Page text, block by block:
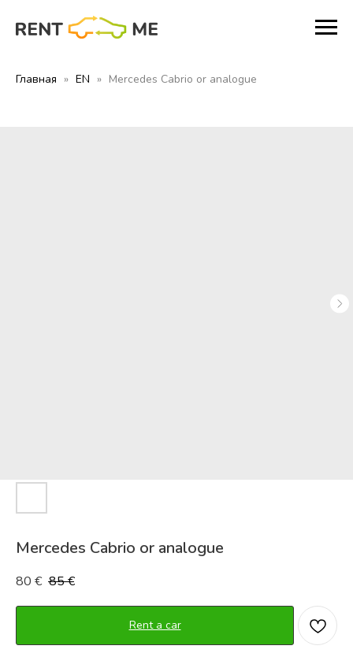
Главная EN Mercedes Cabrio or analogue
Mercedes Cabrio or analogue
80 € 85€
Rent a car